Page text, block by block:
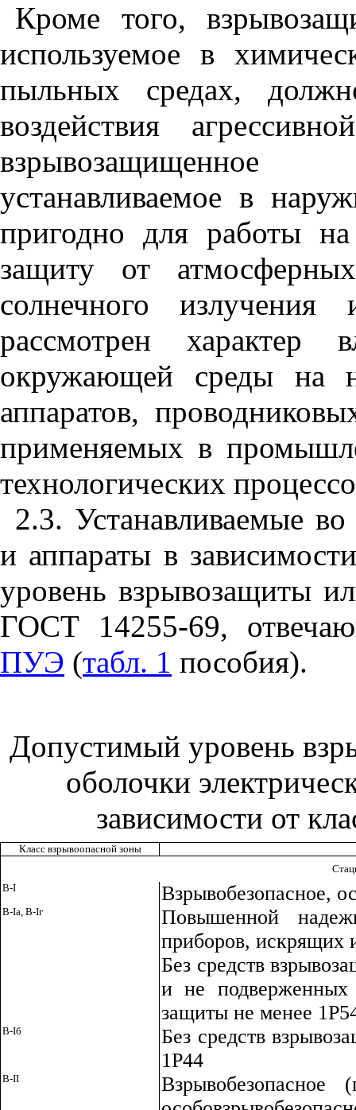
Кроме того,
используемое в
пыльных средах,
воздействия
устанавливаемое в
пригодно для работы
защиту от
солнечного
рассмотрен характер
окружающей среды на
аппаратов,
применяемых в
технологических
2.3. Устанавливаемые
и аппараты в
уровень взрывозащиты
ГОСТ 14255-69,
ПУЭ (табл. 1 пособия).
Допустимый уровень
оболочки
зависимости от
Класс взрывоопасной зоны
В-I
Взрывобезопасное,
В-Iа, В-Iг
Повышенной
приборов, искрящих
Без средств
и не
защиты не менее
В-Iб
Без средств
1Р44
В-II